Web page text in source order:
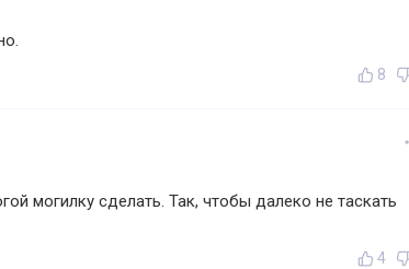
8
могилку сделать. Так, чтобы далеко не таскать
4